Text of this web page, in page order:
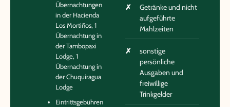
Übernachtungen
in der Hacienda
Los Mortiños, 1
Übernachtung in
der Tambopaxi
Lodge, 1
Übernachtung in
der Chuquiragua
Lodge
Eintrittsgebühren
Getränke und nicht
aufgeführte
Mahlzeiten
sonstige
persönliche
Ausgaben und
freiwillige
Trinkgelder